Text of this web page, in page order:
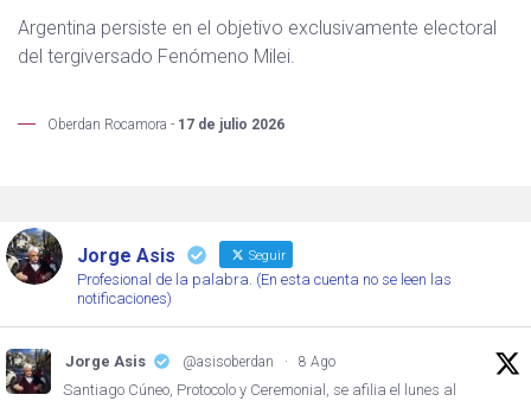
Argentina persiste en el objetivo exclusivamente electoral
del tergiversado Fenómeno Milei.
Oberdan Rocamora - 17 de julio 2026
Jorge Asis Seguir
Profesional de la palabra. (En esta cuenta no se leen las
notificaciones)
Jorge Asis @asisoberdan · 8 Ago
Santiago Cúneo, Protocolo y Ceremonial, se afilia el lunes al